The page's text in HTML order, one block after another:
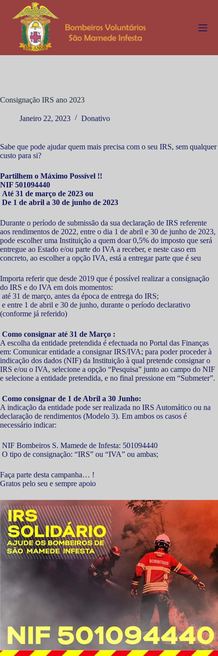
u
c
d
o
Consignação IRS ano 2023
Janeiro 22, 2023 Donativo
Sabe que pode ajudar quem mais precisa com o seu IRS, sem qualquer
custo para si?
Partilhem o Máximo Possível !!
NIF 501094440
Até 31 de março de 2023 ou
De 1 de abril a 30 de junho de 2023
Durante o período de submissão da sua declaração de IRS referente
aos rendimentos de 2022, entre o dia 1 de abril e 30 de junho de 2023,
pode escolher uma Instituição a quem doar 0,5% do imposto que será
entregue ao Estado e/ou parte do IVA a receber, e neste caso em
concreto, ao escolher a opção IVA, está a entregar parte que é seu
Importa referir que desde 2019 que é possível realizar a consignação
do IRS e do IVA em dois momentos:
até 31 de março, antes da época de entrega do IRS;
e entre 1 de abril e 30 de junho, durante o período declarativo
(conforme já referido)
Como consignar até 31 de Março :
A escolha da entidade pretendida é efectuada no Portal das Finanças
em: Comunicar entidade a consignar IRS/IVA; para poder proceder à
indicação dos dados (NIF) da Instituição à qual pretende consignar o
IRS e/ou o IVA, selecione a opção “Pesquisa” junto ao campo do NIF
e selecione a entidade pretendida, e no final pressione em “Submeter”.
Como consignar de 1 de Abril a 30 Junho:
A indicação da entidade pode ser realizada no IRS Automático ou na
declaração de rendimentos (Modelo 3). Em ambos os casos é
necessário indicar:
NIF Bombeiros S. Mamede de Infesta: 501094440
O tipo de consignação: “IRS” ou “IVA” ou ambas;
Faça parte desta campanha… !
Gratos pelo seu e sempre apoio